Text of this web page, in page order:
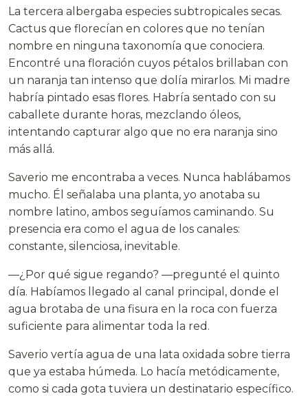
La tercera albergaba especies subtropicales secas.
Cactus que florecían en colores que no tenían
nombre en ninguna taxonomía que conociera.
Encontré una floración cuyos pétalos brillaban con
un naranja tan intenso que dolía mirarlos. Mi madre
habría pintado esas flores. Habría sentado con su
caballete durante horas, mezclando óleos,
intentando capturar algo que no era naranja sino
más allá.
Saverio me encontraba a veces. Nunca hablábamos
mucho. Él señalaba una planta, yo anotaba su
nombre latino, ambos seguíamos caminando. Su
presencia era como el agua de los canales:
constante, silenciosa, inevitable.
—¿Por qué sigue regando? —pregunté el quinto
día. Habíamos llegado al canal principal, donde el
agua brotaba de una fisura en la roca con fuerza
suficiente para alimentar toda la red.
Saverio vertía agua de una lata oxidada sobre tierra
que ya estaba húmeda. Lo hacía metódicamente,
como si cada gota tuviera un destinatario específico.